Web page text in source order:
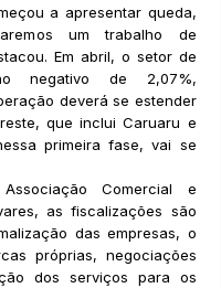
a apresentar queda,
um trabalho de
Em abril, o setor de
negativo de 2,07%,
deverá se estender
que inclui Caruaru e
primeira fase, vai se
Comercial e
as fiscalizações são
das empresas, o
próprias, negociações
dos serviços para os